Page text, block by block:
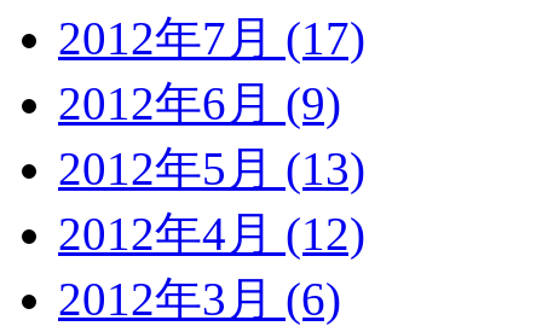
2012年7月 (17)
2012年6月 (9)
2012年5月 (13)
2012年4月 (12)
2012年3月 (6)